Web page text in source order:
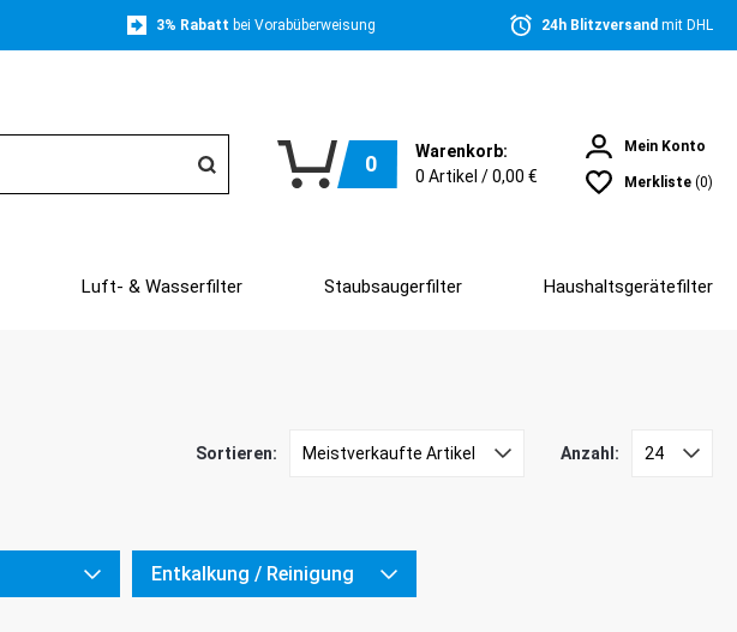
3% Rabatt bei Vorabüberweisung 24h Blitzversand mit DHL
0
Warenkorb:
0 Artikel /0,00 €
Mein Konto
Merkliste (0)
Luft- & Wasserfilter Staubsaugerfilter Haushaltsgerätefilter
Entkalkung / Reinigung